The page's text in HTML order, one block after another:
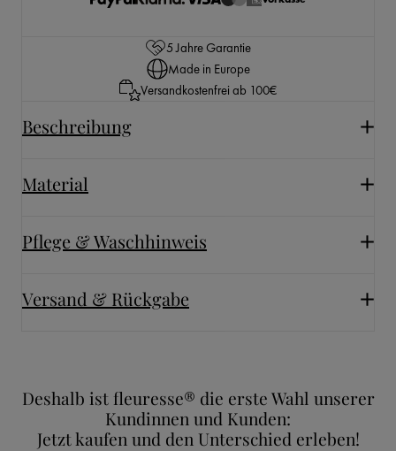
5 Jahre Garantie
Made in Europe
Versandkostenfrei ab 100€
Beschreibung
Material
Pflege & Waschhinweis
Versand & Rückgabe
Deshalb ist fleuresse® die erste Wahl unserer
Kundinnen und Kunden:
Jetzt kaufen und den Unterschied erleben!